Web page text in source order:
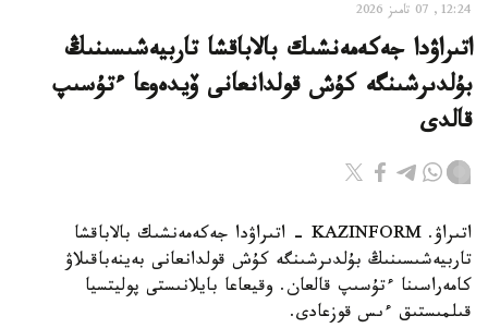
12:24, 07 تامىز 2026
اتىراۋدا جەكەمەنشىك بالاباقشا تاربيەشىسىنىڭ
بۇلدىرشىنگە كۇش قولدانعانى ۆيدەوعا ءتۇسىپ
قالدى
اتىراۋ. KAZINFORM - اتىراۋدا جەكەمەنشىك بالاباقشا
تاربيەشىسىنىڭ بۇلدىرشىنگە كۇش قولدانعانى بەينەباقىلاۋ
كامەراسىنا ءتۇسىپ قالعان. وقيعاعا بايلانىستى پوليتسيا
قىلمىستىق ءىس قوزعادى.